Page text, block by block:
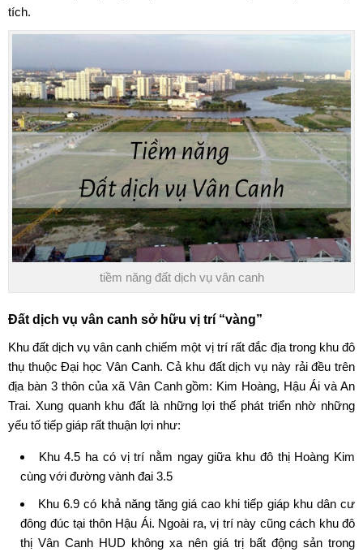
tích.
tiềm năng đất dịch vụ vân canh
Đất dịch vụ vân canh sở hữu vị trí “vàng”
Khuđất dịch vụ vân canh chiếm một vị trí rất đắc địa trong khu đô
thụ thuộc Đại học Vân Canh. Cả khu đất dịch vụ này rải đều trên
địa bàn 3 thôn của xã Vân Canh gồm: Kim Hoàng, Hậu Ái và An
Trai. Xung quanh khu đất là những lợi thế phát triển nhờ những
yếu tố tiếp giáp rất thuận lợi như:
Khu 4.5 ha có vị trí nằm ngay giữa khu đô thị Hoàng Kim
cùng với đường vành đai 3.5
Khu 6.9 có khả năng tăng giá cao khi tiếp giáp khu dân cư
đông đúc tại thôn Hậu Ái. Ngoài ra, vị trí này cũng cách khu đô
thị Vân Canh HUD không xa nên giá trị bất động sản trong